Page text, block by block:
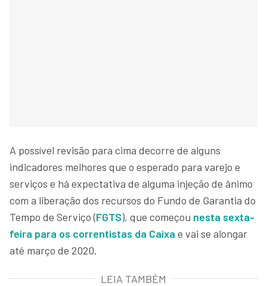
A possível revisão para cima decorre de alguns
indicadores melhores que o esperado para varejo e
serviços e há expectativa de alguma injeção de ânimo
com a liberação dos recursos do Fundo de Garantia do
Tempo de Serviço (FGTS), que começou nesta sexta-
feira para os correntistas da Caixa e vai se alongar
até março de 2020.
LEIA TAMBÉM